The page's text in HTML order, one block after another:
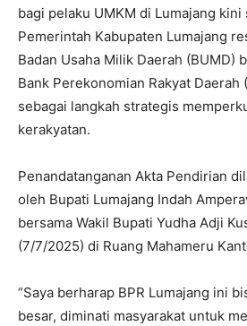
bagi pelaku UMKM di Lumajang
Pemerintah Kabupaten Lumajang
Badan Usaha Milik Daerah (BUMD)
Bank Perekonomian Rakyat Daerah
sebagai langkah strategis
kerakyatan.
Penandatanganan Akta Pendirian
oleh Bupati Lumajang Indah
bersama Wakil Bupati Yudha Adji
(7/7/2025) di Ruang Mahameru
“Saya berharap BPR Lumajang ini
besar, diminati masyarakat untuk